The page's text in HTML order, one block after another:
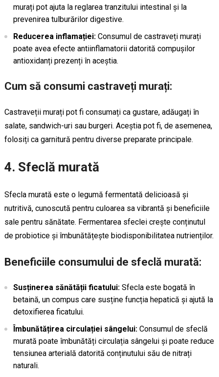
murați pot ajuta la reglarea tranzitului intestinal și la
prevenirea tulburărilor digestive.
Reducerea inflamației:Consumul de castraveți murați
poate avea efecte antiinflamatorii datorită compușilor
antioxidanți prezenți în aceștia.
Cum să consumi castraveți murați:
Castraveții murați pot fi consumați ca gustare, adăugați în
salate, sandwich-uri sau burgeri. Aceștia pot fi, de asemenea,
folosiți ca garnitură pentru diverse preparate principale.
4. Sfeclă murată
Sfecla murată este o legumă fermentată delicioasă și
nutritivă, cunoscută pentru culoarea sa vibrantă și beneficiile
sale pentru sănătate. Fermentarea sfeclei crește conținutul
de probiotice și îmbunătățește biodisponibilitatea nutrienților.
Beneficiile consumului de sfeclă murată:
Susținerea sănătății ficatului:Sfecla este bogată în
betaină, un compus care susține funcția hepatică și ajută la
detoxifierea ficatului.
Îmbunătățirea circulației sângelui:Consumul de sfeclă
murată poate îmbunătăți circulația sângelui și poate reduce
tensiunea arterială datorită conținutului său de nitrați
naturali.